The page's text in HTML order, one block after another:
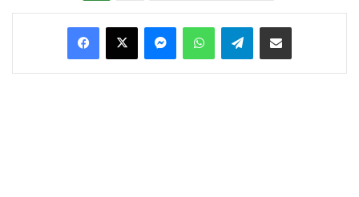
Facebook
X MessengerWhatsAppTelegramCondividi via Email